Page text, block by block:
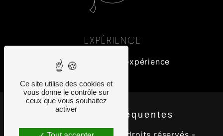
EXPÉRIENCE
Plus de 35 ans d'expérience
Recherches fréquentes
Ce site utilise des cookies et
vous donne le contrôle sur
ceux que vous souhaitez
activer